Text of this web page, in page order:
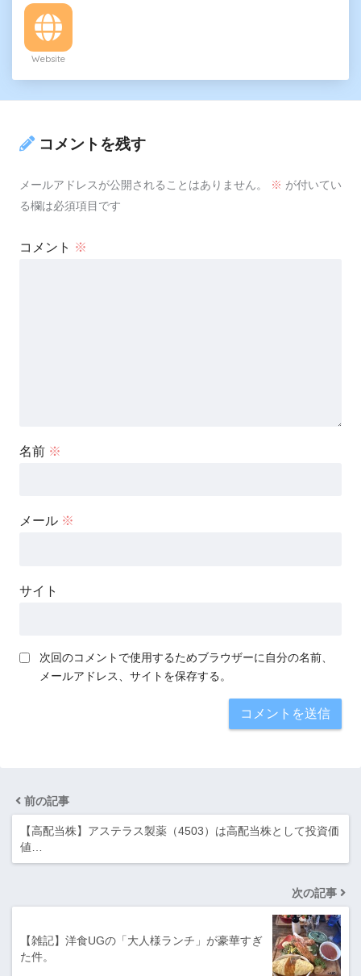
Website
コメントを残す
メールアドレスが公開されることはありません。 ※ が付いてい
る欄は必須項目です
コメント ※
名前 ※
メール ※
サイト
次回のコメントで使用するためブラウザーに自分の名前、
メールアドレス、サイトを保存する。
前の記事
【高配当株】アステラス製薬（4503）は高配当株として投資価
値…
次の記事
【雑記】洋食UGの「大人様ランチ」が豪華すぎ
た件。